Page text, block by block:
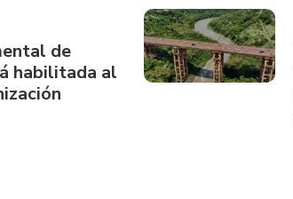
de
habilitada al